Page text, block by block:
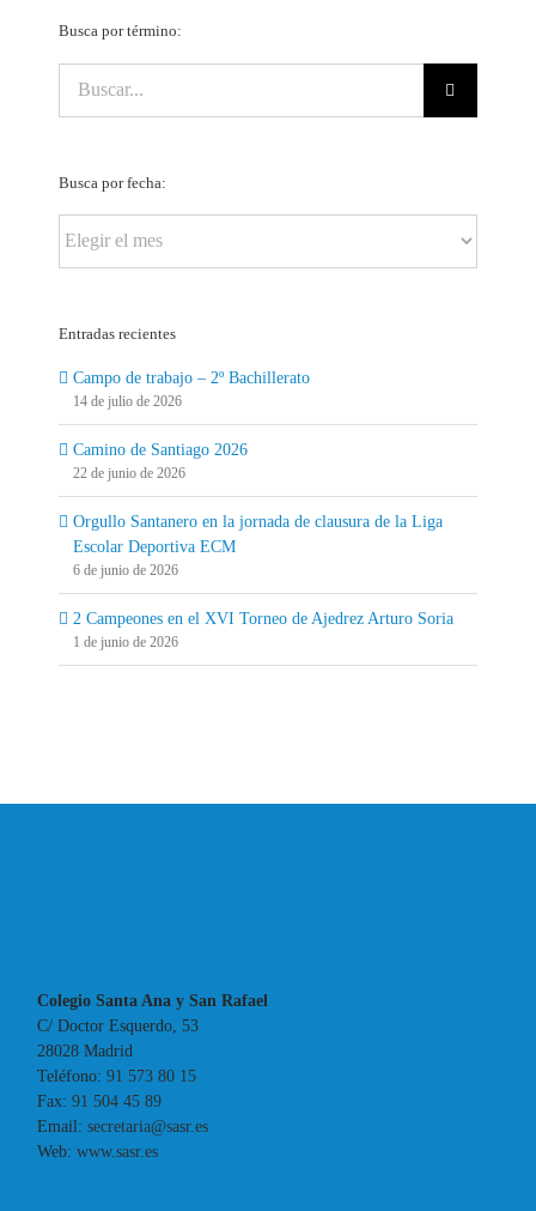
Busca por término:
Busca por fecha:
por
Entradas recientes
Campo de trabajo – 2º Bachillerato
14 de julio de 2026
Camino de Santiago 2026
22 de junio de 2026
Orgullo Santanero en la jornada de clausura de la Liga
Escolar Deportiva ECM
6 de junio de 2026
2 Campeones en el XVI Torneo de Ajedrez Arturo Soria
1 de junio de 2026
Colegio Santa Ana y San Rafael
C/ Doctor Esquerdo, 53
28028 Madrid
Teléfono:91 573 80 15
Fax:91 504 45 89
Email:secretaria@sasr.es
Web:www.sasr.es